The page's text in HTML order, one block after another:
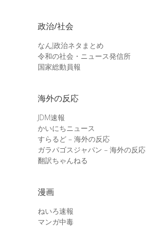
政治/社会
なんJ政治ネタまとめ
令和の社会・ニュース発信所
国家総動員報
海外の反応
JDM速報
かいにちニュース
すらるど – 海外の反応
ガラパゴスジャパン – 海外の反応
翻訳ちゃんねる
漫画
ねいろ速報
マンガ中毒